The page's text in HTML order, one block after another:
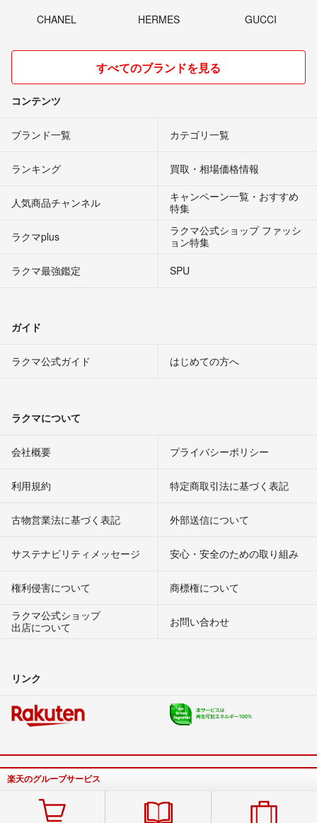
CHANEL HERMES GUCCI
すべてのブランドを見る
コンテンツ
ブランド一覧 カテゴリ一覧
ランキング 買取・相場価格情報
人気商品チャンネル
キャンペーン一覧・おすすめ
特集
ラクマplus
ラクマ公式ショップ ファッシ
ョン特集
ラクマ最強鑑定
SPU
ガイド
ラクマ公式ガイド はじめての方へ
ラクマについて
会社概要 プライバシーポリシー
利用規約 特定商取引法に基づく表記
古物営業法に基づく表記 外部送信について
サステナビリティメッセージ 安心・安全のための取り組み
権利侵害について
商標権について
ラクマ公式ショップ
出店について
お問い合わせ
リンク
楽天のグループサービス